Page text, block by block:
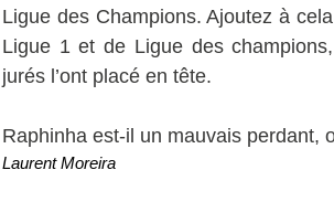
Ligue des Champions. Ajoutez à
Ligue 1 et de Ligue des
jurés l’ont placé en tête.
Raphinha est-il un mauvais perdant,
Laurent Moreira